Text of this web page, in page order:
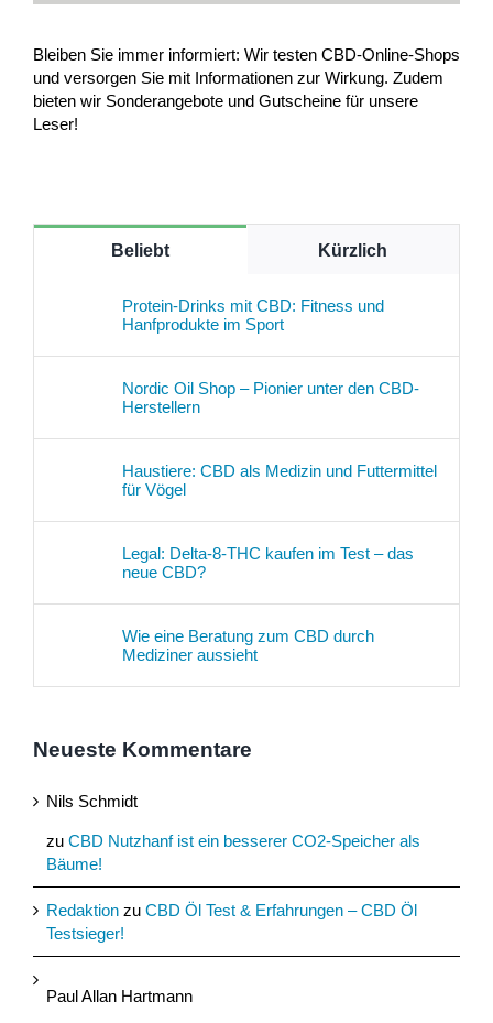
Bleiben Sie immer informiert: Wir testen CBD-Online-Shops
und versorgen Sie mit Informationen zur Wirkung. Zudem
bieten wir Sonderangebote und Gutscheine für unsere
Leser!
Beliebt Kürzlich
Protein-Drinks mit CBD: Fitness und
Hanfprodukte im Sport
Nordic Oil Shop – Pionier unter den CBD-
Herstellern
Haustiere: CBD als Medizin und Futtermittel
für Vögel
Legal: Delta-8-THC kaufen im Test – das
neue CBD?
Wie eine Beratung zum CBD durch
Mediziner aussieht
Neueste Kommentare
Nils Schmidt
zu CBD Nutzhanf ist ein besserer CO2-Speicher als
Bäume!
Redaktion zu CBD Öl Test & Erfahrungen – CBD Öl
Testsieger!
Paul Allan Hartmann